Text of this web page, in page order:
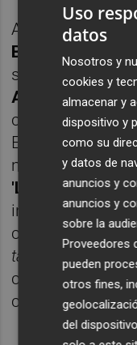
Asimismo, el
Biblioteca
se dedicó a
Alemaniay se
con el
Escuela Oficial
marco de este
'Los nibelungos'
incidiendo en
como
El
tambor de
coordinada por
cine
Paula
Uso
datos
Nosotros y
cookies y
almacenar y
dispositivo y
como su
y datos de
anuncios y
anuncios y
sobre la
Proveedores
pueden
otros fines,
del